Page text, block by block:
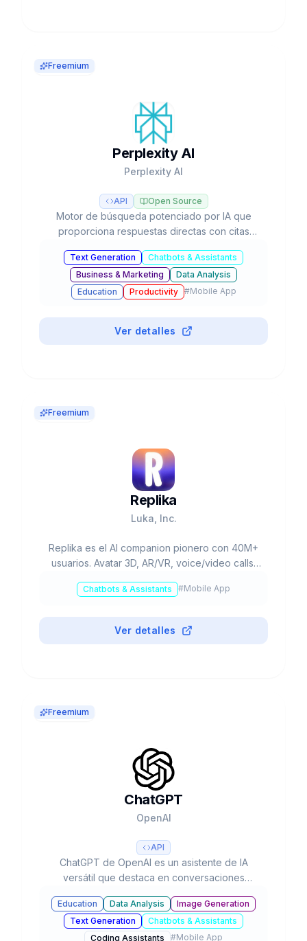
Freemium
Perplexity AI
Perplexity AI
API Open Source
Motor de búsqueda potenciado por IA que
proporciona respuestas directas con citas
automatizada y acceso a múltiples modelos LLM
como GPT-5, Claude y Gemini.
Text Generation
Chatbots & Assistants
Business & Marketing
Data Analysis
Education
Productivity #Mobile App
Ver detalles
Freemium
Replika
Luka, Inc.
Replika es el AI companion pionero con 40M+
usuarios. Avatar 3D, AR/VR, voice/video calls.
bienestar mental. Fundado 2017 por Eugenia
Chatbots & Assistants #Mobile App
Ver detalles
Freemium
ChatGPT
OpenAI
API
ChatGPT de OpenAI es un asistente de IA
versátil que destaca en conversaciones
de problemas complejos. Con sus capacidades
multimodales avanzadas, procesa texto, voz e
imágenes para optimizar tu productividad y
Education Data Analysis
Image Generation
Text Generation
Chatbots & Assistants
Coding Assistants
#Mobile App